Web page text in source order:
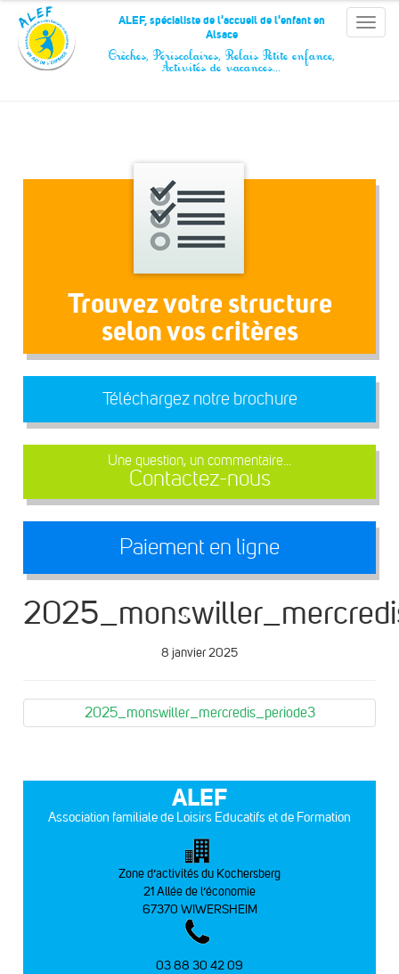
Panneau de gestion des cookies
Toggle
ALEF, spécialiste de l'accueil de l'enfant en
Alsace
Crèches, Périscolaires, Relais Petite enfance,
Activités de vacances…
Trouvez votre structure
selon vos critères
Téléchargez notre brochure
Une question, un commentaire...
Contactez-nous
Paiement en ligne
8 janvier 2025
2025_monswiller_mercredis_periode3
ALEF
Association familiale de Loisirs Educatifs et de Formation
Zone d’activités du Kochersberg
21 Allée de l’économie
67370 WIWERSHEIM
03 88 30 42 09